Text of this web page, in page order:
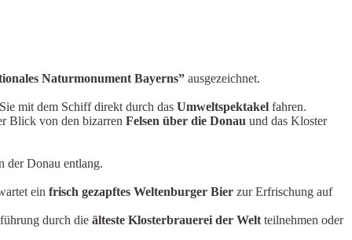
Naturmonument Bayerns” ausgezeichnet.
mit dem Schiff direkt durch das Umweltspektakel fahren.
Blick von den bizarren Felsen über die Donau und das Kloster
der Donau entlang.
ein frisch gezapftes Weltenburger Bier zur Erfrischung auf
durch die älteste Klosterbrauerei der Welt teilnehmen oder